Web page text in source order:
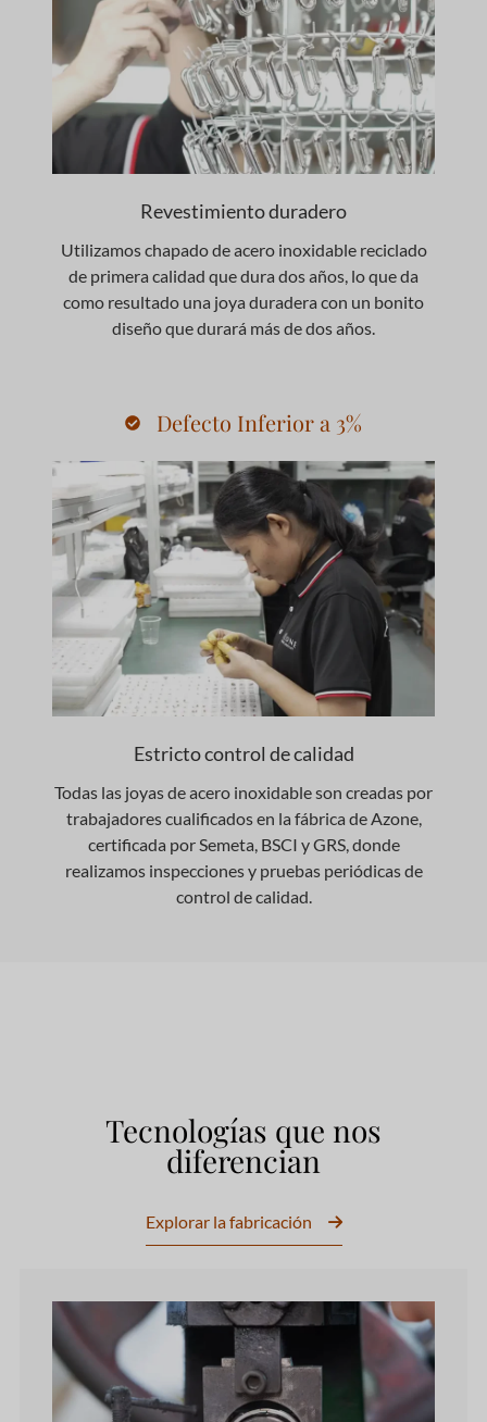
Revestimiento duradero
Utilizamos chapado de acero inoxidable reciclado
de primera calidad que dura dos años, lo que da
como resultado una joya duradera con un bonito
diseño que durará más de dos años.
Defecto Inferior a 3%
Estricto control de calidad
Todas las joyas de acero inoxidable son creadas por
trabajadores cualificados en la fábrica de Azone,
certificada por Semeta, BSCI y GRS, donde
realizamos inspecciones y pruebas periódicas de
control de calidad.
Tecnologías que nos
diferencian
Explorar la fabricación